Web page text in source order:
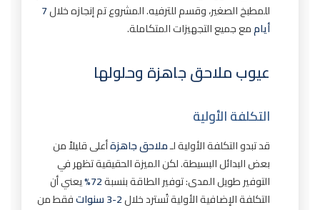
للمطبخ الصغير، وقسم للترفيه. المشروع تم إنجازه خلال7
أياممع جميع التجهيزات المتكاملة.
عيوب ملاحق جاهزة وحلولها
التكلفة الأولية
قد تبدو التكلفة الأولية لـملاحق جاهزةأعلى قليلاً من
بعض البدائل البسيطة. لكن الميزة الحقيقية تظهر في
التوفير طويل المدى: توفير الطاقة بنسبة72% يعني أن
التكلفة الإضافية الأولية تُسترد خلال2-3 سنوات
فقط من